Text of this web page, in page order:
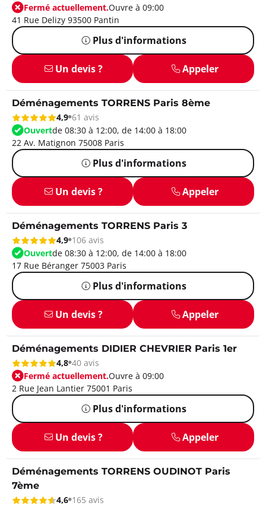
Fermé actuellement.Ouvre à 09:00
41 Rue Delizy 93500 Pantin
Plus d'informations
Un devis ? Appeler
Déménagements TORRENS Paris 8ème
4,9 61 avis
Ouvertde 08:30 à 12:00, de 14:00 à 18:00
22 Av. Matignon 75008 Paris
Plus d'informations
Un devis ? Appeler
Déménagements TORRENS Paris 3
4,9 106 avis
Ouvertde 08:30 à 12:00, de 14:00 à 18:00
17 Rue Béranger 75003 Paris
Plus d'informations
Un devis ? Appeler
Déménagements DIDIER CHEVRIER Paris 1er
4,8 40 avis
Fermé actuellement.Ouvre à 09:00
2 Rue Jean Lantier 75001 Paris
Plus d'informations
Un devis ? Appeler
Déménagements TORRENS OUDINOT Paris
7ème
4,6 165 avis